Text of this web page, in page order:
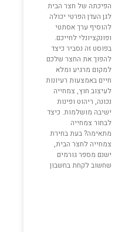
הפיכתה של חצר הבית
לגן העדן הפרטי יכולה
להוסיף ערך אסתטי
ופונקציונלי לחייכם.
בפוסט זה נסביר כיצד
להפוך את החצר שלכם
למקום מרגיע ומלא
חיים באמצעות רעיונות
לעיצוב חוץ, צמחייה
נכונה, ריהוט ופינות
ישיבה מושלמות. כיצד
לבחור צמחייה
מתאימה? בעת בחירת
צמחייה לחצר הבית,
ישנם מספר גורמים
שחשוב לקחת בחשבון